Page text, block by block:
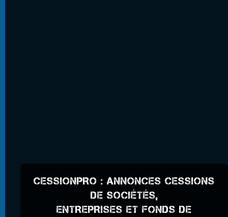
CESSIONPRO : ANNONCES CESSIONS
DE SOCIÉTÉS,
ENTREPRISES ET FONDS DE